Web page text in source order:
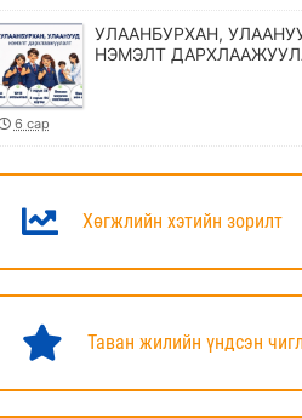
УЛААНБУРХАН,
НЭМЭЛТ
6 сар
ТӨРИЙН ЖИНХЭНЭ
ТУХАЙ ЗАР
ХӨШӨӨНД ЦЭЦЭГ
6 сар
Хөгжлийн хэтийн зорилт
Таван жилийн үндсэн